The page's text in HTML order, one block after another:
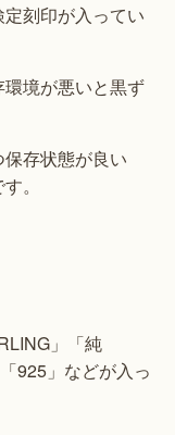
刻印が入ってい
境が悪いと黒ず
存状態が良い
。
」「純
925」などが入っ